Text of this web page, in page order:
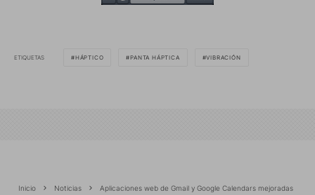
ETIQUETAS HÁPTICO PANTA HÁPTICA VIBRACIÓN
Inicio Noticias Aplicaciones web de Gmail y Google Calendars mejoradas